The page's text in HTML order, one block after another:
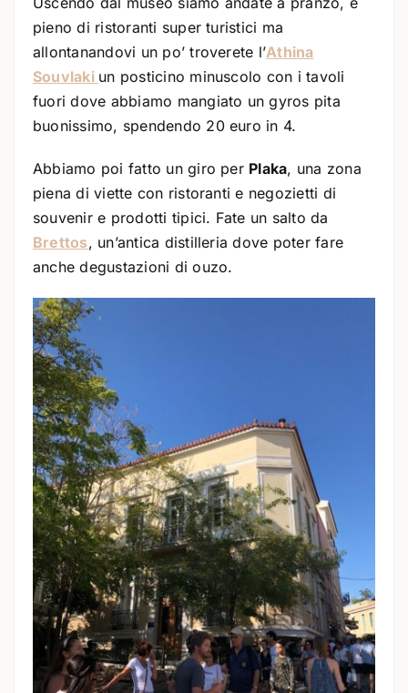
pieno di ristoranti super turistici ma
allontanandovi un po’ troverete l’Athina
Souvlaki un posticino minuscolo con i tavoli
fuori dove abbiamo mangiato un gyros pita
buonissimo, spendendo 20 euro in 4.
Abbiamo poi fatto un giro per Plaka, una zona
piena di viette con ristoranti e negozietti di
souvenir e prodotti tipici. Fate un salto da
Brettos, un’antica distilleria dove poter fare
anche degustazioni di ouzo.